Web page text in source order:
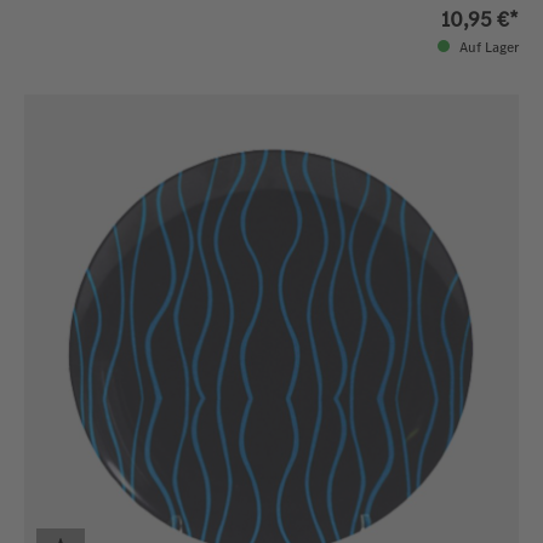
10,95 €*
Auf Lager